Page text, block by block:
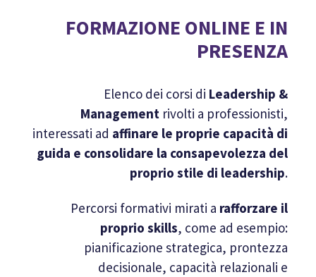
FORMAZIONE ONLINE E IN
PRESENZA
Elenco dei corsi di Leadership &
Management rivolti a professionisti,
interessati ad affinare le proprie capacità di
guida e consolidare la consapevolezza del
proprio stile di leadership.
Percorsi formativi mirati a rafforzare il
proprio skills, come ad esempio:
pianificazione strategica, prontezza
decisionale, capacità relazionali e